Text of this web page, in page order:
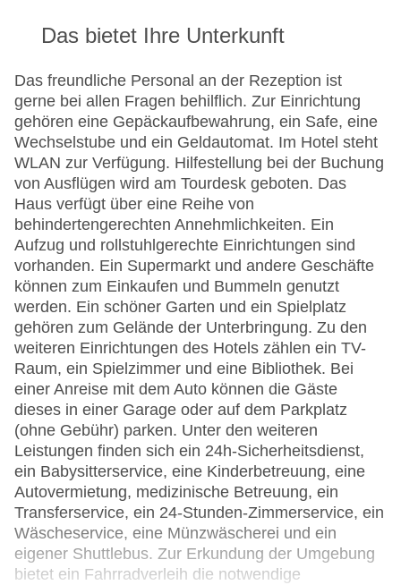
Das bietet Ihre Unterkunft
Das freundliche Personal an der Rezeption ist
gerne bei allen Fragen behilflich. Zur Einrichtung
gehören eine Gepäckaufbewahrung, ein Safe, eine
Wechselstube und ein Geldautomat. Im Hotel steht
WLAN zur Verfügung. Hilfestellung bei der Buchung
von Ausflügen wird am Tourdesk geboten. Das
Haus verfügt über eine Reihe von
behindertengerechten Annehmlichkeiten. Ein
Aufzug und rollstuhlgerechte Einrichtungen sind
vorhanden. Ein Supermarkt und andere Geschäfte
können zum Einkaufen und Bummeln genutzt
werden. Ein schöner Garten und ein Spielplatz
gehören zum Gelände der Unterbringung. Zu den
weiteren Einrichtungen des Hotels zählen ein TV-
Raum, ein Spielzimmer und eine Bibliothek. Bei
einer Anreise mit dem Auto können die Gäste
dieses in einer Garage oder auf dem Parkplatz
(ohne Gebühr) parken. Unter den weiteren
Leistungen finden sich ein 24h-Sicherheitsdienst,
ein Babysitterservice, eine Kinderbetreuung, eine
Autovermietung, medizinische Betreuung, ein
Transferservice, ein 24-Stunden-Zimmerservice, ein
Wäscheservice, eine Münzwäscherei und ein
eigener Shuttlebus. Zur Erkundung der Umgebung
bietet ein Fahrradverleih die notwendige